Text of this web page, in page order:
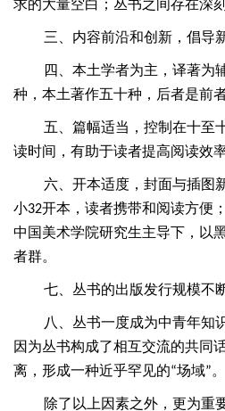
求的大量空白；丛书之间存在深
三、内容前沿和创新，倡导
四、本土学者为主，译著为
种，本土著作五十种，后者是前
五、篇幅适当，控制在十至
读时间，有助于读者提高阅读效
六、开本适度，封面与插图
小32开本，读者携带和阅读方便
中国美术学院研究生主导下，以
者群。
七、丛书的出版发行规模不
八、丛书一度成为中青年知
因为丛书构成了相互交流的共同
离，形成一种近乎罕见的“场域”。
除了以上因素之外，更为重